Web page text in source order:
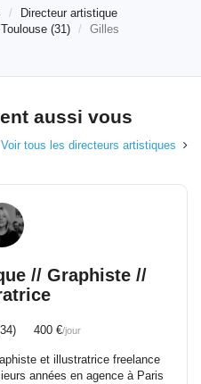
Directeur artistique
(31)
Gilles
aussi vous
Voir tous les directeurs artistiques
// Graphiste //
400 €/jour
et illustratrice freelance
années en agence à Paris